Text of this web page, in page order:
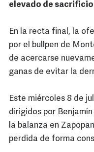
elevado de
En la recta final, la
por el bullpen de
de acercarse
ganas de evitar la
Este miércoles 8 de
dirigidos por
la balanza en
perdida de forma